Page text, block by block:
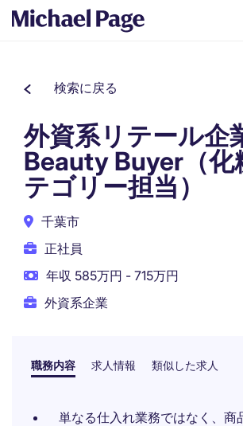
検索に戻る
外資系リテール企
Beauty Buyer（化
テゴリー担当）
千葉市
正社員
年収 585万円 - 715万円
外資系企業
職務内容 求人情報 類似した求人
単なる仕入れ業務ではなく、商